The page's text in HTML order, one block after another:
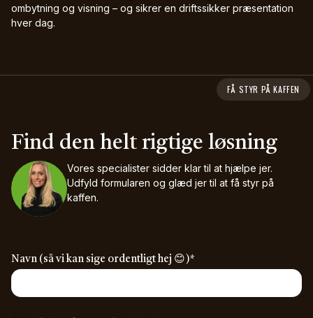
ombytning og visning – og sikrer en driftssikker præsentation
hver dag.
FÅ STYR PÅ KAFFEN
Find den helt rigtige løsning
Vores specialister sidder klar til at hjælpe jer.
Udfyld formularen og glæd jer til at få styr på
kaffen.
Navn (så vi kan sige ordentligt hej 😊)*